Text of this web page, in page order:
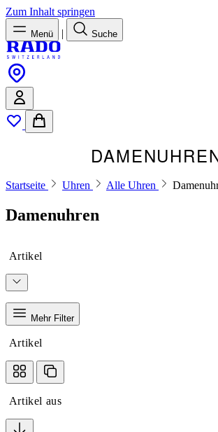
Zum Inhalt springen
Menü | Suche
Startseite Uhren Alle Uhren
Damenuhren
Artikel
Mehr Filter
Artikel
Artikel aus